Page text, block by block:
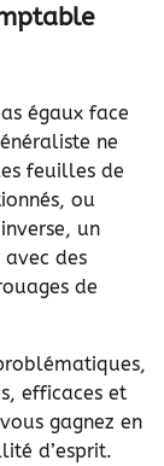
égaux face
ne
feuilles de
ou
un
des
de
efficaces et
gagnez en
d’esprit.